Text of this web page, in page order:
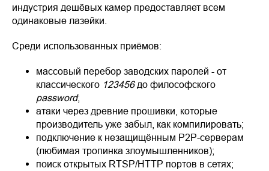
индустрия дешёвых камер предоставляет всем
одинаковые лазейки.
Среди использованных приёмов:
массовый перебор заводских паролей - от
классического 123456до философского
password;
атаки через древние прошивки, которые
производитель уже забыл, как компилировать;
подключение к незащищённым P2P-серверам
(любимая тропинка злоумышленников);
поиск открытых RTSP/HTTP портов в сетях;